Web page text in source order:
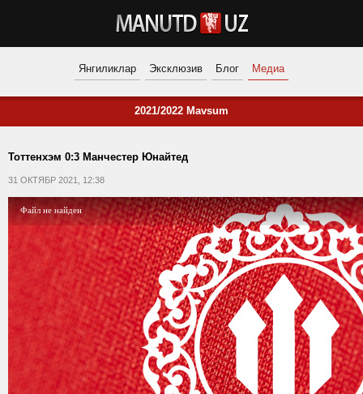
Янгиликлар Эксклюзив Блог Медиа
2021/2022 Mavsum
Тоттенхэм 0:3 Манчестер Юнайтед
31 ОКТЯБР 2021, 12:38